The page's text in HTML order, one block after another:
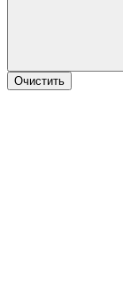
Очистить